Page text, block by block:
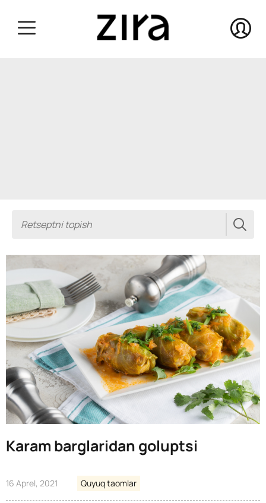
Karam barglaridan goluptsi
16 Aprel, 2021 Quyuq taomlar